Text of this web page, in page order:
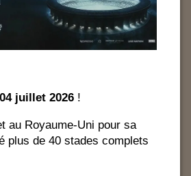
juillet 2026 !
au Royaume-Uni pour sa
plus de 40 stades complets